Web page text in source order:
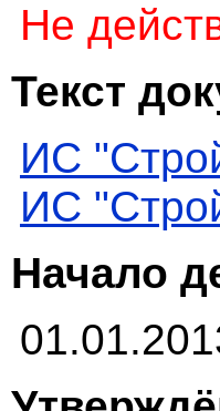
Не
Текст
ИС
ИС
Начало